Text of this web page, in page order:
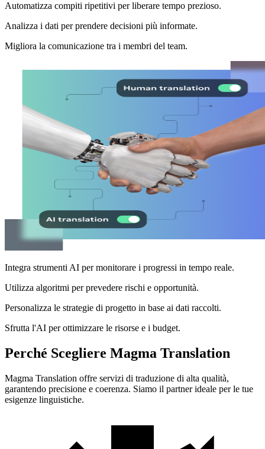
Automatizza compiti ripetitivi per liberare tempo prezioso.
Analizza i dati per prendere decisioni più informate.
Migliora la comunicazione tra i membri del team.
Integra strumenti AI per monitorare i progressi in tempo reale.
Utilizza algoritmi per prevedere rischi e opportunità.
Personalizza le strategie di progetto in base ai dati raccolti.
Sfrutta l'AI per ottimizzare le risorse e i budget.
Perché Scegliere Magma Translation
Magma Translation offre servizi di traduzione di alta qualità,
garantendo precisione e coerenza. Siamo il partner ideale per le tue
esigenze linguistiche.